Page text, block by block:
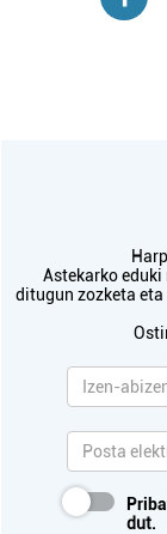
Astekarko
ditugun zozketa
dut.